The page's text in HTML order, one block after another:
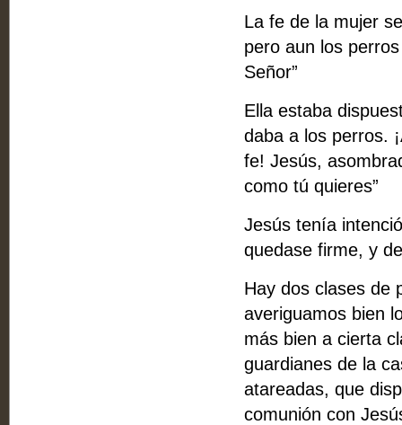
La fe de la mujer
pero aun los
Señor”
Ella estaba
daba a los perros.
fe! Jesús,
como tú quieres”
Jesús tenía
quedase firme, y
Hay dos clases de
averiguamos bien
más bien a cierta
guardianes de la
atareadas, que
comunión con